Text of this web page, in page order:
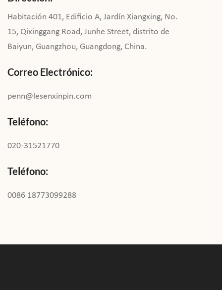
Habitación 401, Edificio A, Jardín Xiangxing, No.
15, Qixinggang Road, Junhe Street, distrito de
Baiyun, Guangzhou, Guangdong, China.
Correo Electrónico:
penn@lesenxinpin.com
Teléfono:
020-31521770
Teléfono:
0086 18773099288